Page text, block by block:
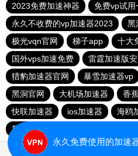
2023免费加速神器
免费vp试用
永久不收费的vp加速器2023
黑
极光vqn官网
梯子app
十大
国外vps加速免费
雷霆加速版
猎豹加速器官网
暴雪加速器vp
黑洞官网
大机场加速器 香
快联加速器
ios加速器
海鸥
黑洞加速npv官网下载
永久免费使用的加速